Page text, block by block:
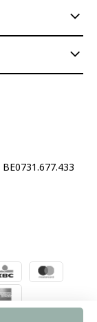
BE0731.677.433